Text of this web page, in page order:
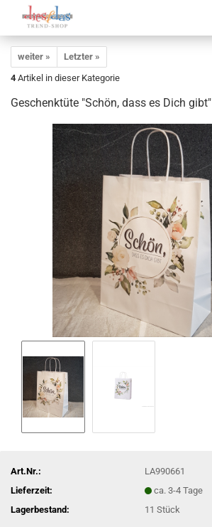
weiter »
Letzter »
4 Artikel in dieser Kategorie
Geschenktüte "Schön, dass es Dich gibt"
Art.Nr.:
LA990661
Lieferzeit:
ca. 3-4 Tage
Lagerbestand:
11Stück